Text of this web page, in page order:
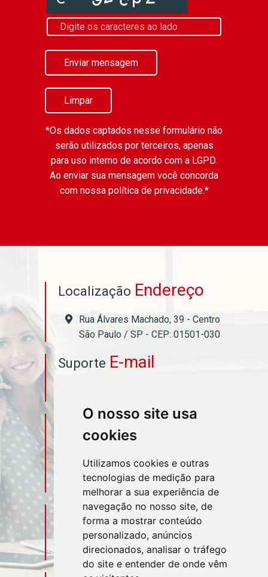
O nosso site usa
cookies
Utilizamos cookies e outras
tecnologias de medição para
melhorar a sua experiência de
navegação no nosso site, de
forma a mostrar conteúdo
personalizado, anúncios
direcionados, analisar o tráfego
do site e entender de onde vêm
Enviar mensagem
Limpar
*Os dados captados nesse formulário não
serão utilizados por terceiros, apenas
para uso interno de acordo com a LGPD.
Ao enviar sua mensagem você concorda
com nossa política de privacidade.*
Localização Endereço
Rua Álvares Machado, 39 - Centro
São Paulo / SP - CEP: 01501-030
Suporte E-mail
ContatoTelefone
(11) 95580-4449
RedesSociais